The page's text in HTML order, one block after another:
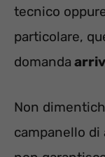
tecnico
particolare,
domanda
Non
campanello